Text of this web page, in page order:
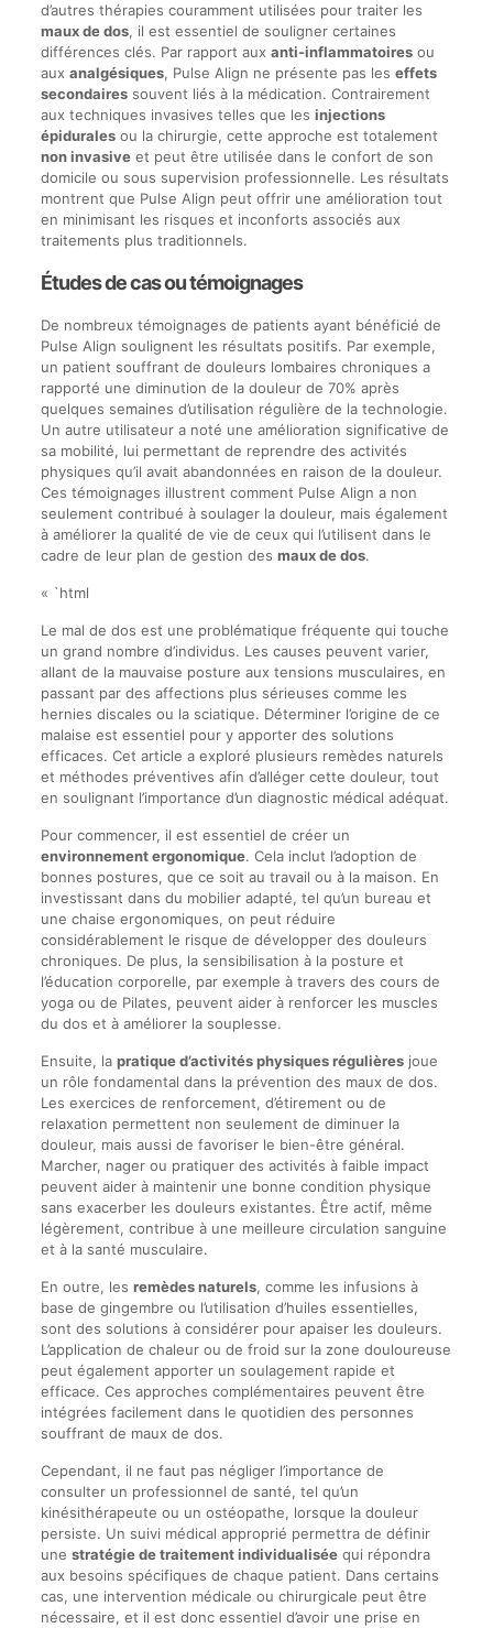
d’autres thérapies couramment utilisées pour traiter les
maux de dos, il est essentiel de souligner certaines
différences clés. Par rapport aux anti-inflammatoiresou
aux analgésiques, Pulse Align ne présente pas les effets
secondairessouvent liés à la médication. Contrairement
aux techniques invasives telles que les injections
épiduralesou la chirurgie, cette approche est totalement
non invasiveet peut être utilisée dans le confort de son
domicile ou sous supervision professionnelle. Les résultats
montrent que Pulse Align peut offrir une amélioration tout
en minimisant les risques et inconforts associés aux
traitements plus traditionnels.
Études de cas ou témoignages
De nombreux témoignages de patients ayant bénéficié de
Pulse Align soulignent les résultats positifs. Par exemple,
un patient souffrant de douleurs lombaires chroniques a
rapporté une diminution de la douleur de 70% après
quelques semaines d’utilisation régulière de la technologie.
Un autre utilisateur a noté une amélioration significative de
sa mobilité, lui permettant de reprendre des activités
physiques qu’il avait abandonnées en raison de la douleur.
Ces témoignages illustrent comment Pulse Align a non
seulement contribué à soulager la douleur, mais également
à améliorer la qualité de vie de ceux qui l’utilisent dans le
cadre de leur plan de gestion des maux de dos.
« `html
Le mal de dos est une problématique fréquente qui touche
un grand nombre d’individus. Les causes peuvent varier,
allant de la mauvaise posture aux tensions musculaires, en
passant par des affections plus sérieuses comme les
hernies discales ou la sciatique. Déterminer l’origine de ce
malaise est essentiel pour y apporter des solutions
efficaces. Cet article a exploré plusieurs remèdes naturels
et méthodes préventives afin d’alléger cette douleur, tout
en soulignant l’importance d’un diagnostic médical adéquat.
Pour commencer, il est essentiel de créer un
environnement ergonomique. Cela inclut l’adoption de
bonnes postures, que ce soit au travail ou à la maison. En
investissant dans du mobilier adapté, tel qu’un bureau et
une chaise ergonomiques, on peut réduire
considérablement le risque de développer des douleurs
chroniques. De plus, la sensibilisation à la posture et
l’éducation corporelle, par exemple à travers des cours de
yoga ou de Pilates, peuvent aider à renforcer les muscles
du dos et à améliorer la souplesse.
Ensuite, la pratique d’activités physiques régulièresjoue
un rôle fondamental dans la prévention des maux de dos.
Les exercices de renforcement, d’étirement ou de
relaxation permettent non seulement de diminuer la
douleur, mais aussi de favoriser le bien-être général.
Marcher, nager ou pratiquer des activités à faible impact
peuvent aider à maintenir une bonne condition physique
sans exacerber les douleurs existantes. Être actif, même
légèrement, contribue à une meilleure circulation sanguine
et à la santé musculaire.
En outre, les remèdes naturels, comme les infusions à
base de gingembre ou l’utilisation d’huiles essentielles,
sont des solutions à considérer pour apaiser les douleurs.
L’application de chaleur ou de froid sur la zone douloureuse
peut également apporter un soulagement rapide et
efficace. Ces approches complémentaires peuvent être
intégrées facilement dans le quotidien des personnes
souffrant de maux de dos.
Cependant, il ne faut pas négliger l’importance de
consulter un professionnel de santé, tel qu’un
kinésithérapeute ou un ostéopathe, lorsque la douleur
persiste. Un suivi médical approprié permettra de définir
une stratégie de traitement individualiséequi répondra
aux besoins spécifiques de chaque patient. Dans certains
cas, une intervention médicale ou chirurgicale peut être
nécessaire, et il est donc essentiel d’avoir une prise en